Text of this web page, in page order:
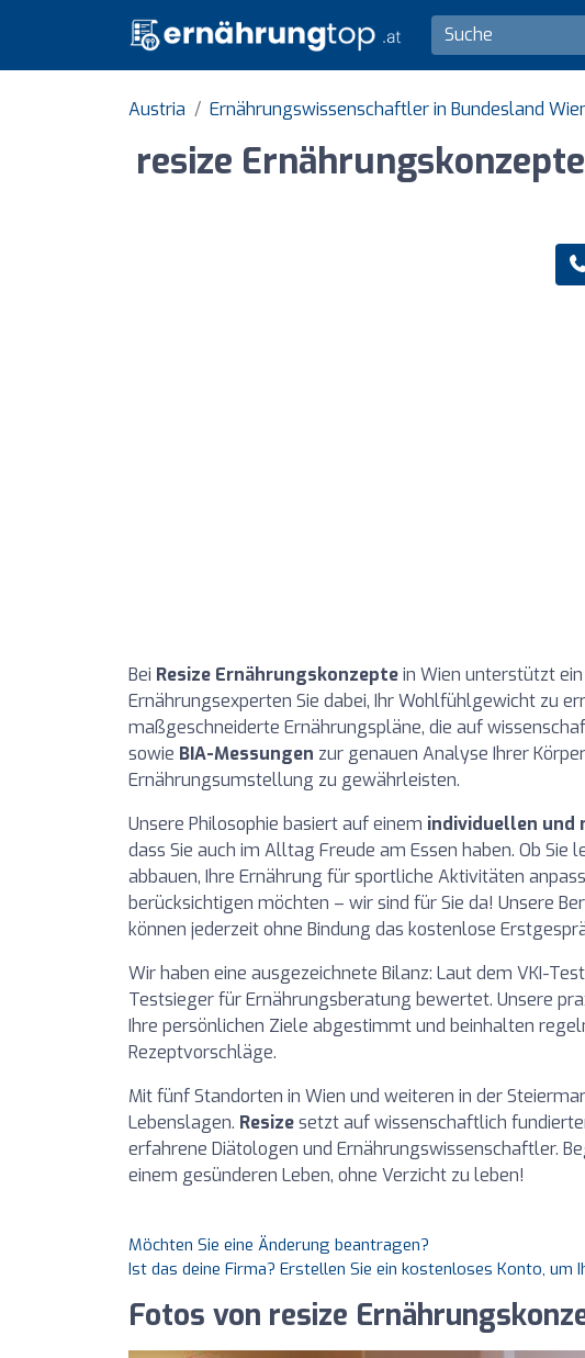
Austria Ernährungswissenschaftler in Bundesland
resize
Bei Resize Ernährungskonzeptein Wien unterstützt
Ernährungsexperten Sie dabei, Ihr Wohlfühlgewicht zu
maßgeschneiderte Ernährungspläne, die auf
sowie BIA-Messungen zur genauen Analyse Ihrer
Ernährungsumstellung zu gewährleisten.
Unsere Philosophie basiert auf einem individuellen und
dass Sie auch im Alltag Freude am Essen haben. Ob
abbauen, Ihre Ernährung für sportliche Aktivitäten
berücksichtigen möchten – wir sind für Sie da! Unsere
können jederzeit ohne Bindung das kostenlose
Wir haben eine ausgezeichnete Bilanz: Laut dem VKI-
Testsieger für Ernährungsberatung bewertet. Unsere
Ihre persönlichen Ziele abgestimmt und beinhalten
Rezeptvorschläge.
Mit fünf Standorten in Wien und weiteren in der
Lebenslagen. Resizesetzt auf wissenschaftlich
erfahrene Diätologen und Ernährungswissenschaftler.
einem gesünderen Leben, ohne Verzicht zu leben!
Möchten Sie eine Änderung beantragen?
Ist das deine Firma? Erstellen Sie ein kostenloses Konto, um
Fotos von resize